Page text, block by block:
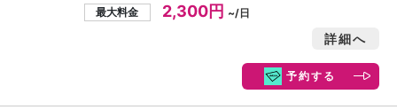
最大料金
2,300円 ~/日
詳細へ
予約する